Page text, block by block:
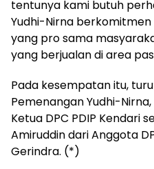
tentunya kami butuh
Yudhi-Nirna
yang pro sama
yang berjualan di area
Pada kesempatan itu,
Pemenangan Yudhi-
Ketua DPC PDIP Kendari
Amiruddin dari Anggota
Gerindra. (*)